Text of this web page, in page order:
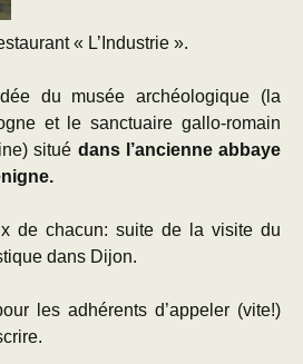
« L’Industrie ».
du musée archéologique (la
et le sanctuaire gallo-romain
situé dans l’ancienne abbaye
de chacun: suite de la visite du
dans Dijon.
les adhérents d’appeler (vite!)